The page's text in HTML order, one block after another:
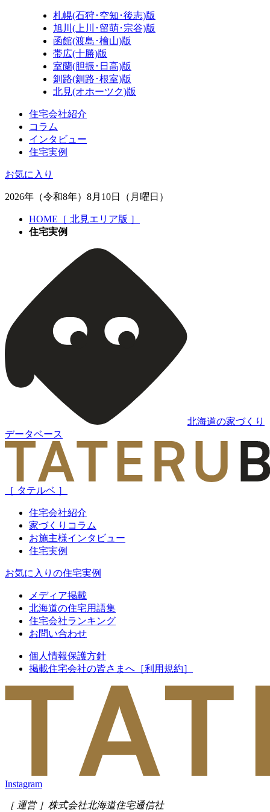
札幌(石狩･空知･後志)版
旭川(上川･留萌･宗谷)版
函館(渡島･檜山)版
帯広(十勝)版
室蘭(胆振･日高)版
釧路(釧路･根室)版
北見(オホーツク)版
住宅会社紹介
コラム
インタビュー
住宅実例
お気に入り
2026年（令和8年）8月10日（月曜日）
HOME［ 北見エリア版 ］
住宅実例
北海道の家づくり
データベース
［ タテルベ ］
住宅会社紹介
家づくりコラム
お施主様インタビュー
住宅実例
お気に入りの住宅実例
メディア掲載
北海道の住宅用語集
住宅会社ランキング
お問い合わせ
個人情報保護方針
掲載住宅会社の皆さまへ［利用規約］
Instagram
［ 運営 ］ 株式会社北海道住宅通信社